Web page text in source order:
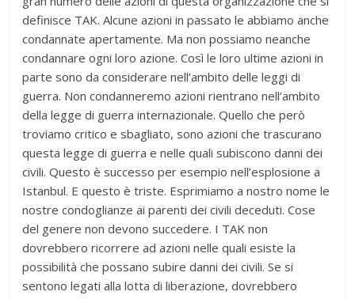
definisce TAK. Alcune azioni in passato le abbiamo anche
condannate apertamente. Ma non possiamo neanche
condannare ogni loro azione. Così le loro ultime azioni in
parte sono da considerare nell’ambito delle leggi di
guerra. Non condanneremo azioni rientrano nell’ambito
della legge di guerra internazionale. Quello che però
troviamo critico e sbagliato, sono azioni che trascurano
questa legge di guerra e nelle quali subiscono danni dei
civili. Questo è successo per esempio nell’esplosione a
Istanbul. E questo è triste. Esprimiamo a nostro nome le
nostre condoglianze ai parenti dei civili deceduti. Cose
del genere non devono succedere. I TAK non
dovrebbero ricorrere ad azioni nelle quali esiste la
possibilità che possano subire danni dei civili. Se si
sentono legati alla lotta di liberazione, dovrebbero